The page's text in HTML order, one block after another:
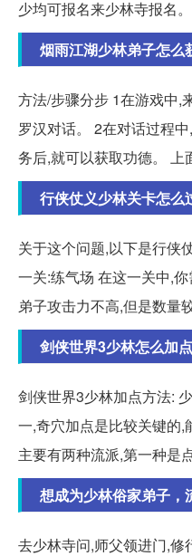
少均可报名来少林寺报名
烟雨江湖少林弟子怎么
方法/步骤分步 1在游戏中,
罗汉对话。 2在对话过程
务后,就可以获取功德。 上
行侠仗义少林关卡怎么
关于这个问题,以下是行侠
一关:练气场 在这一关中,
弟子攻击力不高,但是数量
剑侠世界3少林怎么加
剑侠世界3少林加点方法:
一,奇穴加点是比较关键的
主要有两种流派,第一种是
想成为少林俗家弟子，
去少林寺问,师父领进门,